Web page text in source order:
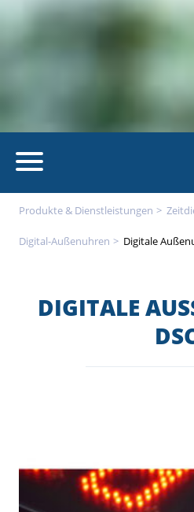
Produkte & Dienstleistungen
Digital-Außenuhren Digitale
DIGITALE
SC